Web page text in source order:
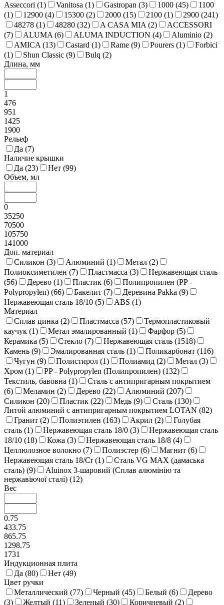
Asseccori (1) Vanitosa (1) Gastropan (3) 1000 (45)
1100
(1) 12900 (4) 15300 (2) 2000 (15) 2100 (1) 2900 (241)
48278 (1) 48280 (32) A CASA MIA (2)
ACCESSORI
(7) ALUMA (6) ALUMA INDUCTION (4) Aluminio (2)
AMICA (13) Castard (1) Rame (9) Pourers (1)
Forbici
(1) Shun Classic (9) Bulq (2)
Длина, мм
1
476
951
1425
1900
Рельеф
Да (7)
Наличие крышки
Да (23) Нет (99)
Объем, мл
0
35250
70500
105750
141000
Доп. материал
Силикон (3) Алюминий (1) Метал (2)
Полиоксиметилен (7) Пластмасса (3)
Нержавеющая сталь
(56) Дерево (1) Пластик (6)
Полипропилен (PP -
Polypropylen) (66) Бакелит (7) Деревина Pakka (9)
Нержавеющая сталь 18/10 (5) ABS (1)
Материал
Сплав цинка (2) Пластмасса (57)
Термопластиковый
каучук (1) Метал эмалированный (1) Фарфор (5)
Керамика (5) Стекло (7) Нержавеющая сталь (1518)
Камень (9) Эмалированная сталь (1) Поликарбонат (116)
Чугун (9) Полистирол (1) Полиамид (2) Метал (3)
Хром (1) PP - Polypropylen (Полипропилен) (132)
Текстиль, бавовна (1)
Сталь с антипригарным покрытием
(6) Меламин (2) Дерево (22) Алюминий (207)
Силикон (20) Пластик (22) Медь (9) Сталь (130)
Литой алюминий с антипригарным покрытием LOTAN (82)
Гранит (2) Полиэтилен (163) Акрил (2)
Голубая
сталь (1) Нержавеющая сталь 18/0 (3)
Нержавеющая сталь
18/10 (18) Кожа (3) Нержавеющая сталь 18/8 (4)
Целлюлозное волокно (7) Полиэстер (6) Магнит (6)
Нержавеющая сталь 18/Cr (1)
Сталь VG MAX (дамаська
сталь) (9)
Aluinox 3-шаровий (Сплав алюмінію та
нержавіючої сталі) (12)
Вес
0.75
433.75
865.75
1298.75
1731
Индукционная плита
Да (80) Нет (49)
Цвет ручки
Металлический (77) Черный (45) Белый (6)
Дерево
(3) Желтый (11) Зеленый (30) Коричневый (2)